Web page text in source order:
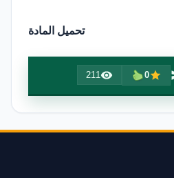
تحميل المادة
0
211